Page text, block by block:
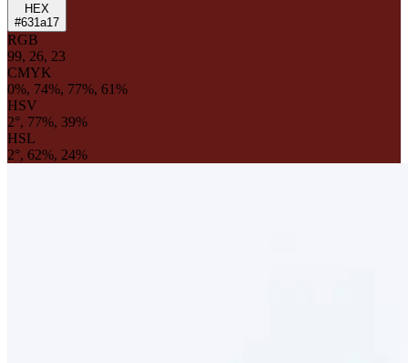
HEX
#631a17
RGB
99, 26, 23
CMYK
0%, 74%, 77%, 61%
HSV
2°, 77%, 39%
HSL
2°, 62%, 24%